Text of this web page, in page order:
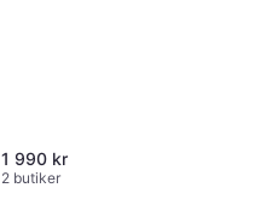
1 990 kr
2 butiker